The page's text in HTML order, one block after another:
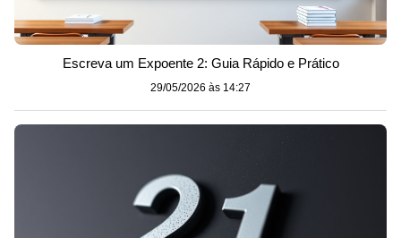
Escreva um Expoente 2: Guia Rápido e Prático
29/05/2026 às 14:27